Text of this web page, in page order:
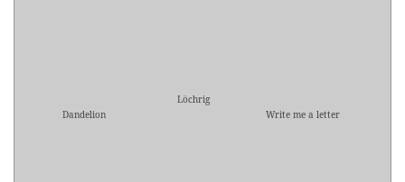
Dandelion
Löchrig
Write me a letter